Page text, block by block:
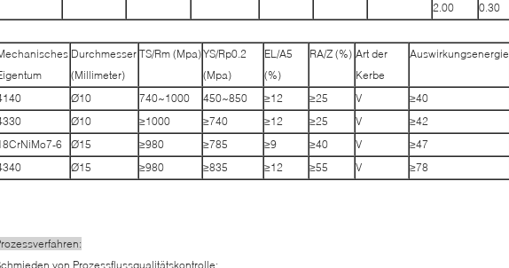
2.00
0.30
Durchmesser
(Millimeter)
TS/Rm (Mpa)YS/Rp0.2
(Mpa)
EL/A5
(%)
RA/Z (%) Art der
Kerbe
Auswirkungsenergie
Ø10 740~1000 450~850 ≥12 ≥25 V ≥40
Ø10 ≥1000 ≥740 ≥12 ≥25 V ≥42
6
Ø15 ≥980 ≥785 ≥9 ≥40 V ≥47
Ø15 ≥980 ≥835 ≥12 ≥55 V ≥78
von Prozessflussqualitätskontrolle: